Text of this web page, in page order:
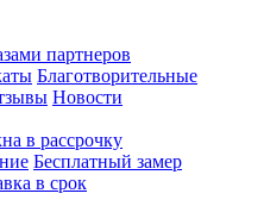
партнеров
Благотворительные
Новости
в рассрочку
Бесплатный замер
в срок